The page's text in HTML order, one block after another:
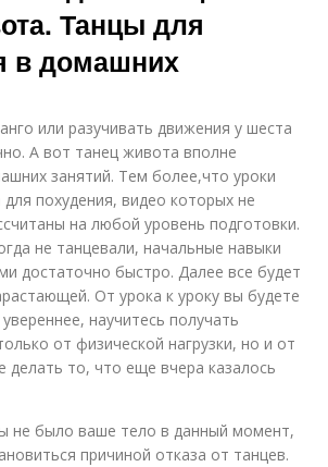
Танцы для
в домашних
или разучивать движения у шеста
А вот танец живота вполне
занятий. Тем более,что уроки
похудения, видео которых не
на любой уровень подготовки.
не танцевали, начальные навыки
достаточно быстро. Далее все будет
От урока к уроку вы будете
научитесь получать
от физической нагрузки, но и от
делать то, что еще вчера казалось
не было ваше тело в данный момент,
причиной отказа от танцев.